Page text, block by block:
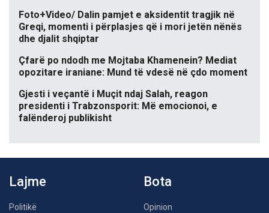
Foto+Video/ Dalin pamjet e aksidentit tragjik në
Greqi, momenti i përplasjes që i mori jetën nënës
dhe djalit shqiptar
Çfarë po ndodh me Mojtaba Khamenein? Mediat
opozitare iraniane: Mund të vdesë në çdo moment
Gjesti i veçantë i Muçit ndaj Salah, reagon
presidenti i Trabzonsporit: Më emocionoi, e
falënderoj publikisht
Lajme
Politikë
Bota
Opinion